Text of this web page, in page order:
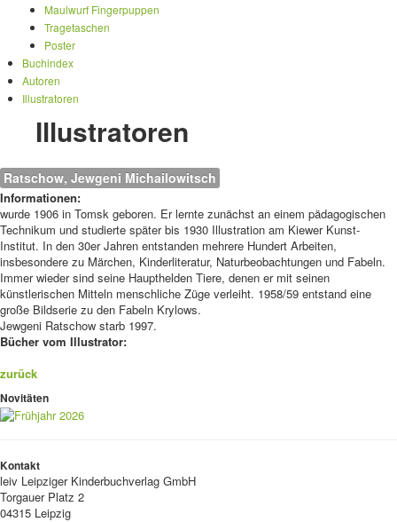
Maulwurf Fingerpuppen
Tragetaschen
Poster
Buchindex
Autoren
Illustratoren
Illustratoren
Ratschow, Jewgeni Michailowitsch
Informationen:
wurde 1906 in Tomsk geboren. Er lernte zunächst an einem pädagogischen
Technikum und studierte später bis 1930 Illustration am Kiewer Kunst-
Institut. In den 30er Jahren entstanden mehrere Hundert Arbeiten,
insbesondere zu Märchen, Kinderliteratur, Naturbeobachtungen und Fabeln.
Immer wieder sind seine Haupthelden Tiere, denen er mit seinen
künstlerischen Mitteln menschliche Züge verleiht. 1958/59 entstand eine
große Bildserie zu den Fabeln Krylows.
Jewgeni Ratschow starb 1997.
Bücher vom Illustrator:
zurück
Novitäten
Kontakt
leiv Leipziger Kinderbuchverlag GmbH
Torgauer Platz 2
04315 Leipzig